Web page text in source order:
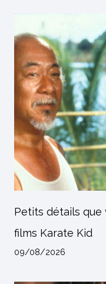
Petits détails que
films Karate Kid
09/08/2026